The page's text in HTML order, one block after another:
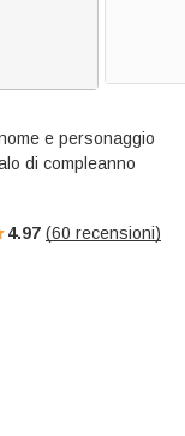
e personaggio
di compleanno
4.97 (60 recensioni)